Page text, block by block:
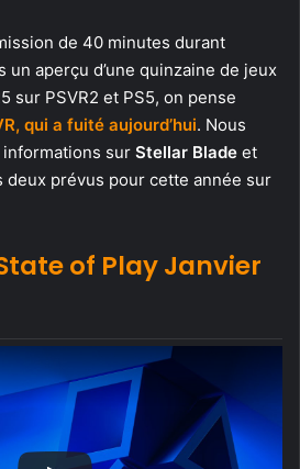
de 40 minutes durant
un aperçu d’une quinzaine de jeux
sur PSVR2 et PS5, on pense
qui a fuité aujourd’hui. Nous
sur Stellar Blade et
deux prévus pour cette année sur
of Play Janvier